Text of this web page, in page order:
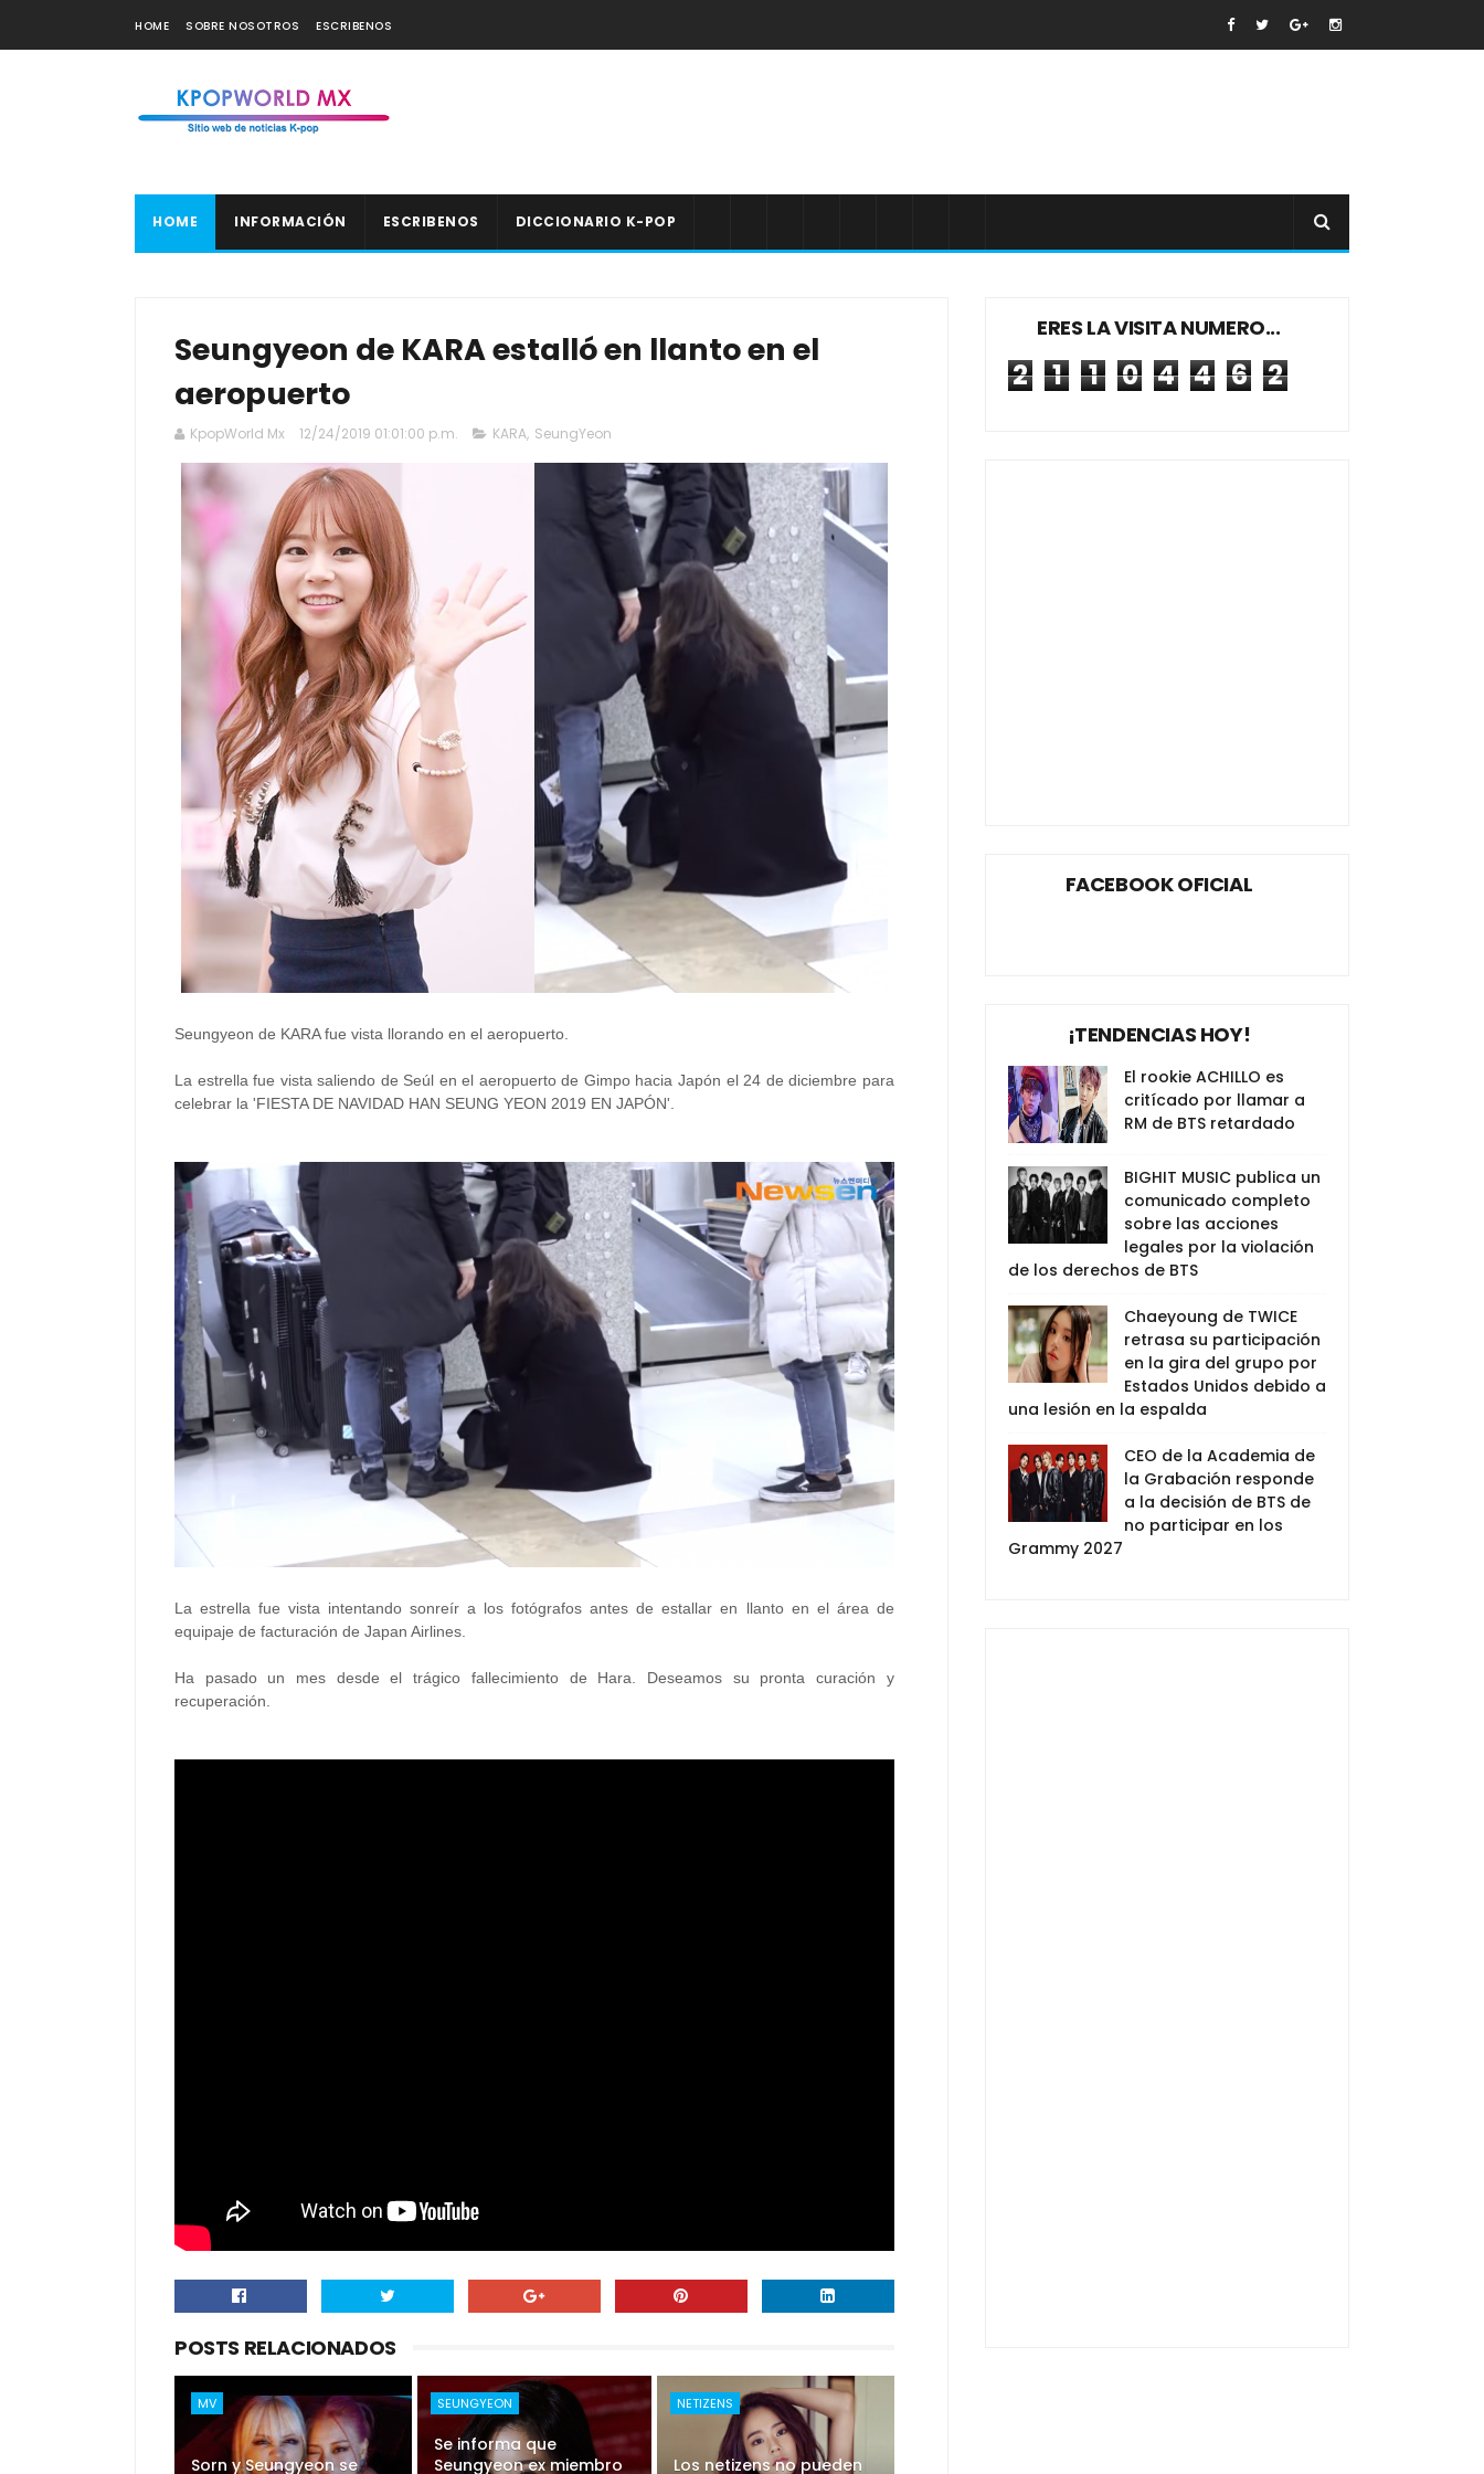
HOME SOBRE NOSOTROS ESCRIBENOS
HOME INFORMACIÓN ESCRIBENOS DICCIONARIO K-POP
Seungyeon de KARA estalló en llanto en el
aeropuerto
KpopWorld Mx 12/24/2019 01:01:00 p.m. KARA, SeungYeon
Seungyeon de KARA fue vista llorando en el aeropuerto.
La estrella fue vista saliendo de Seúl en el aeropuerto de Gimpo hacia Japón el 24 de diciembre para
celebrar la 'FIESTA DE NAVIDAD HAN SEUNG YEON 2019 EN JAPÓN'.
La estrella fue vista intentando sonreír a los fotógrafos antes de estallar en llanto en el área de
equipaje de facturación de Japan Airlines.
Ha pasado un mes desde el trágico fallecimiento de Hara. Deseamos su pronta curación y
recuperación.
POSTS RELACIONADOS
MV
Sorn y Seungyeon se
SEUNGYEON
Se informa que
Seungyeon ex miembro
NETIZENS
Los netizens no pueden
ERES LA VISITA NUMERO...
2 1 1 0 4 4 6 2
FACEBOOK OFICIAL
¡TENDENCIAS HOY!
El rookie ACHILLO es
critícado por llamar a
RM de BTS retardado
BIGHIT MUSIC publica un
comunicado completo
sobre las acciones
legales por la violación
de los derechos de BTS
Chaeyoung de TWICE
retrasa su participación
en la gira del grupo por
Estados Unidos debido a
una lesión en la espalda
CEO de la Academia de
la Grabación responde
a la decisión de BTS de
no participar en los
Grammy 2027